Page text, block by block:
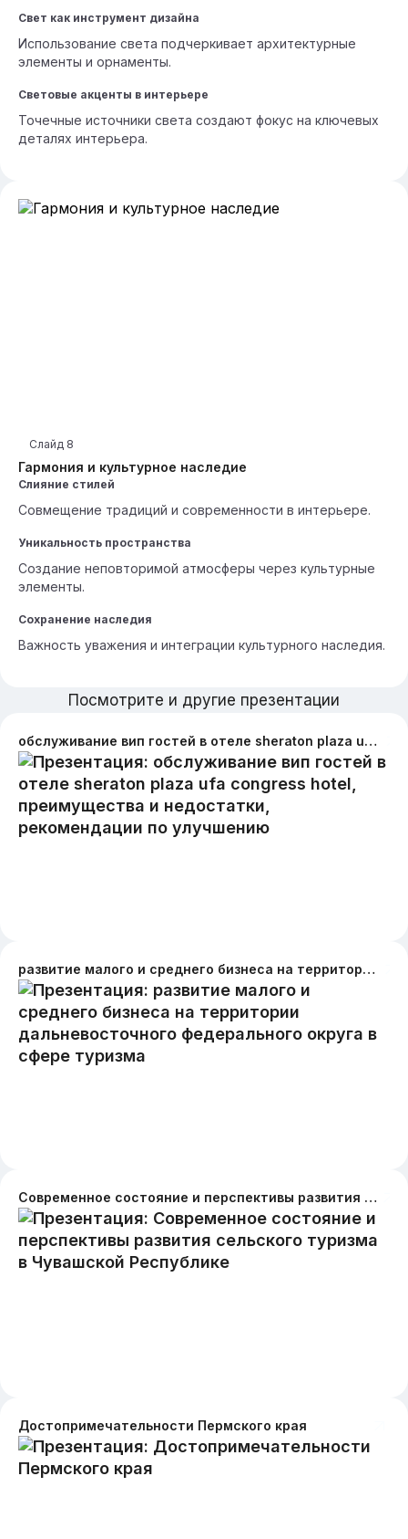
Свет как инструмент дизайна
Использование света подчеркивает архитектурные
элементы и орнаменты.
Световые акценты в интерьере
Точечные источники света создают фокус на ключевых
деталях интерьера.
Гармония и культурное наследие
Слайд 8
Слияние стилей
Совмещение традиций и современности в интерьере.
Уникальность пространства
Создание неповторимой атмосферы через культурные
элементы.
Сохранение наследия
Важность уважения и интеграции культурного наследия.
Посмотрите и другие презентации
обслуживание вип гостей в отеле sheraton plaza ufa congress hotel, преимущества и недостатки, рекомендации по улучшению
развитие малого и среднего бизнеса на территории дальневосточного федерального округа в сфере туризма
Современное состояние и перспективы развития сельского туризма в Чувашской Республике
Достопримечательности Пермского края